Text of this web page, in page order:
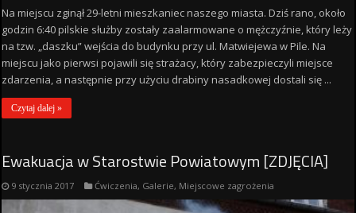
Na miejscu zginął 29-letni mieszkaniec naszego miasta. Dziś rano, około
godzin 6:40 pilskie służby zostały zaalarmowane o mężczyźnie, który leży
na tzw. „daszku” wejścia do budynku przy ul. Matwiejewa w Pile. Na
miejscu jako pierwsi pojawili się strażacy, który zabezpieczyli miejsce
zdarzenia, a następnie przy użyciu drabiny nasadkowej dostali się ...
Czytaj dalej »
Ewakuacja w Starostwie Powiatowym [ZDJĘCIA]
9 stycznia 2017 Ćwiczenia, Galerie, Miejscowe zagrożenia